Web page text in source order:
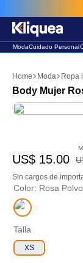
ModaCuidado Personal
Moda Ropa
Body Mujer
US$ 15.00
Sin cargos de
Color: Rosa Polvo
Talla
XS
2. sandalia